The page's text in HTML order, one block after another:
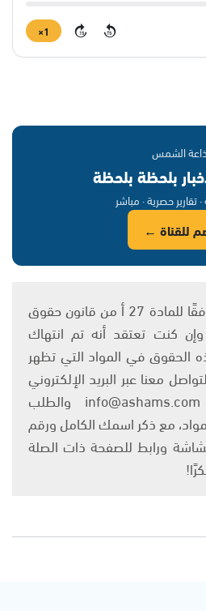
15
15
1×
الشمس
بلحظة بلحظة
· تقارير حصرية · مباشر
للقناة ←
يتم الاستخدام المواد وفقًا للمادة 27 أ من قانون حقوق
والنشر 2007، وإن كنت تعتقد أنه تم انتهاك
الحقوق في المواد التي تظهر
معنا عبر البريد الإلكتروني
على العنوان التالي: info@ashams.com والطلب
مع ذكر اسمك الكامل ورقم
ورابط للصفحة ذات الصلة